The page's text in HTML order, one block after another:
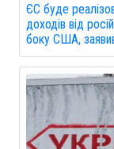
ЄС буде
доходів від
боку США,